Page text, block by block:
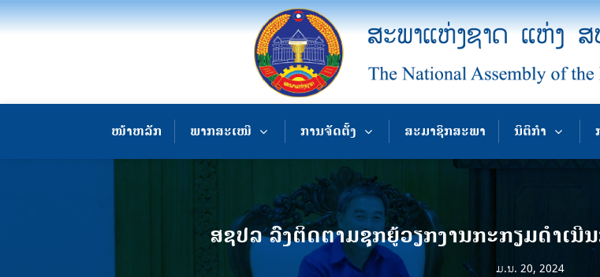
ໜ້າຫລັກ ພາກສະເໜີ ການຈັດຕັ້ງ ສະມາຊິກສະພາ ນິຕິກຳ
ສຊປລ ລົງຕິດຕາມຊຸກຍູ້ວຽກງານກະກຽມດຳເ
ມ.ນ. 20, 2024